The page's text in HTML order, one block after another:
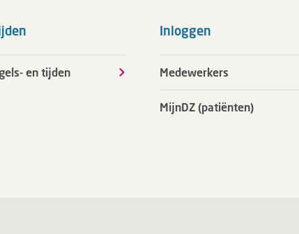
en tijden
Inloggen
Medewerkers
MijnDZ (patiënten)